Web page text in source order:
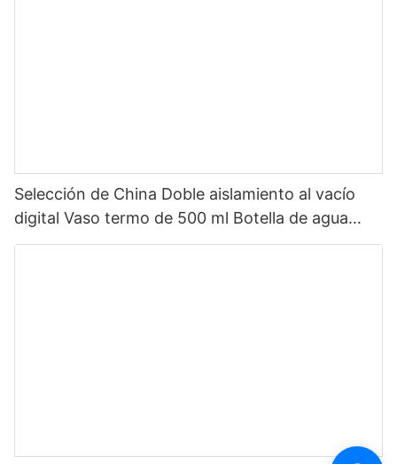
Selección de China Doble aislamiento al vacío
digital Vaso termo de 500 ml Botella de agua
inteligente de acero inoxidable con pantalla LED